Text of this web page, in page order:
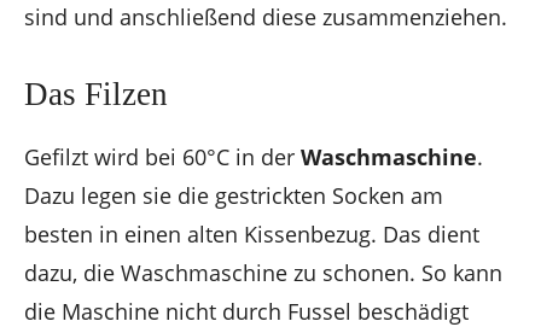
sind und anschließend diese zusammenziehen.
Das Filzen
Gefilzt wird bei 60°C in der Waschmaschine.
Dazu legen sie die gestrickten Socken am
besten in einen alten Kissenbezug. Das dient
dazu, die Waschmaschine zu schonen. So kann
die Maschine nicht durch Fussel beschädigt